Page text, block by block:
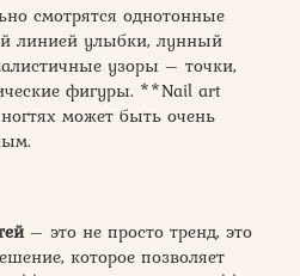
смотрятся однотонные
линией улыбки, лунный
узоры – точки,
фигуры. **Nail art
может быть очень
– это не просто тренд, это
которое позволяет